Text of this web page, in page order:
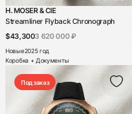
Chronoswiss
Concord
Corum
Cvstos
Czapek
Daniel Roth
H. MOSER & CIE
Streamliner Flyback Chronograph
$43,3003 620 000 ₽
Новые2025 год
Коробка + Документы
Под заказ